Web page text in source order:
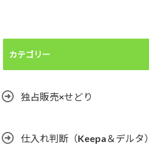
カテゴリー
独占販売×せどり
仕入れ判断（Keepa＆デルタ）